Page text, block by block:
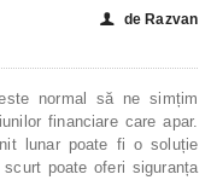
👤 de Razvan
normal să ne simțim
financiare care apar.
lunar poate fi o soluție
poate oferi siguranța